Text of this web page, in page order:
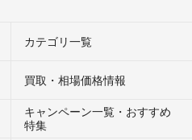
カテゴリ一覧
買取・相場価格情報
キャンペーン一覧・おすすめ
特集